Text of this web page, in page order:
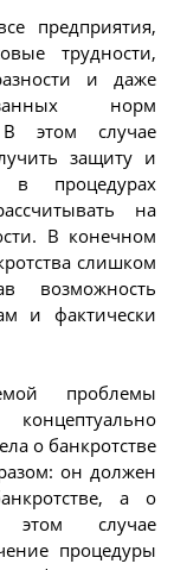
предприятия,
трудности,
и даже
норм
В этом случае
защиту и
в процедурах
на
В конечном
слишком
возможность
и фактически
проблемы
о банкротстве
он должен
а о
этом случае
процедуры